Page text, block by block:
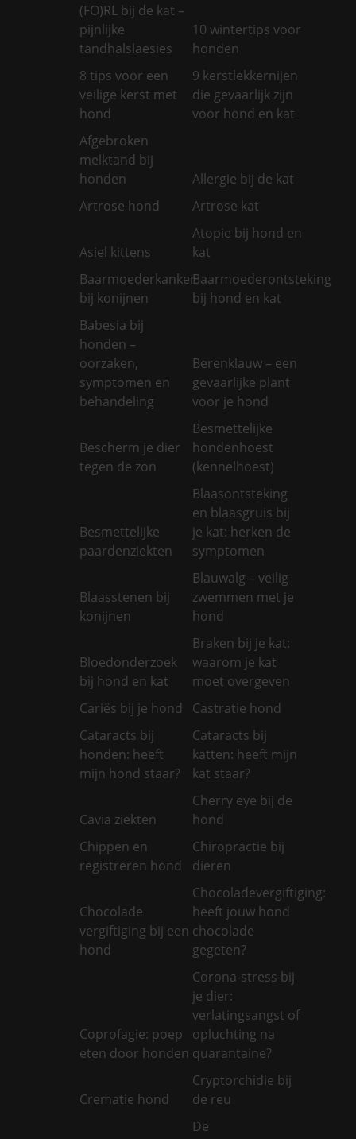
(FO)RL bij de kat –
pijnlijke
tandhalslaesies
10 wintertips voor
honden
8 tips voor een
veilige kerst met
hond
9 kerstlekkernijen
die gevaarlijk zijn
voor hond en kat
Afgebroken
melktand bij
honden
Allergie bij de kat
Artrose hond
Artrose kat
Asiel kittens
Atopie bij hond en
kat
Baarmoederkanker
bij konijnen
Baarmoederontsteking
bij hond en kat
Babesia bij
honden –
oorzaken,
symptomen en
behandeling
Berenklauw – een
gevaarlijke plant
voor je hond
Bescherm je dier
tegen de zon
Besmettelijke
hondenhoest
(kennelhoest)
Besmettelijke
paardenziekten
Blaasontsteking
en blaasgruis bij
je kat: herken de
symptomen
Blaasstenen bij
konijnen
Blauwalg – veilig
zwemmen met je
hond
Bloedonderzoek
bij hond en kat
Braken bij je kat:
waarom je kat
moet overgeven
Cariës bij je hond
Castratie hond
Cataracts bij
honden: heeft
mijn hond staar?
Cataracts bij
katten: heeft mijn
kat staar?
Cavia ziekten
Cherry eye bij de
hond
Chippen en
registreren hond
Chiropractie bij
dieren
Chocolade
vergiftiging bij een
hond
Chocoladevergiftiging:
heeft jouw hond
chocolade
gegeten?
Coprofagie: poep
eten door honden
Corona-stress bij
je dier:
verlatingsangst of
opluchting na
quarantaine?
Crematie hond
Cryptorchidie bij
de reu
De